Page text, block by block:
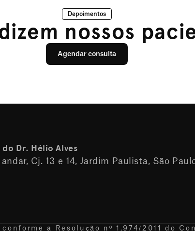
Depoimentos
nossos
Agendar consulta
Dr. Hélio Alves
Cj. 13 e 14, Jardim Paulista, São
a Resolução nº 1.974/2011 do